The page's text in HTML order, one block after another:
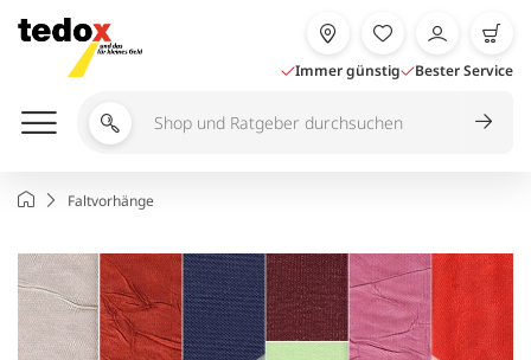
Inhalt
springen
Immer günstig Bester Service
Shop
durchsuchen
StartseiteFaltvorhänge